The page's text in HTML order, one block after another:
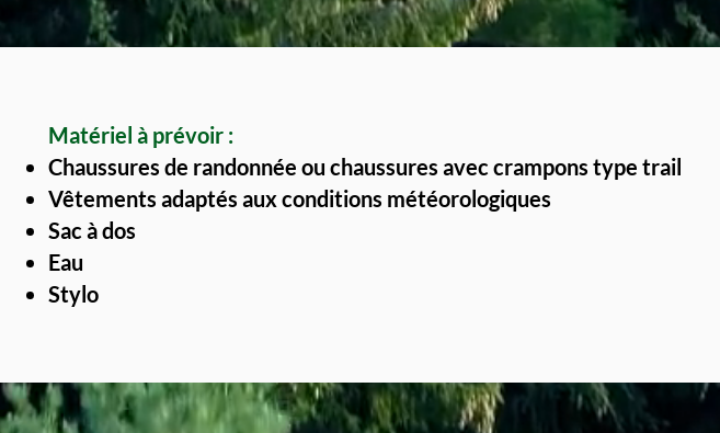
Matériel à prévoir :
Chaussures de randonnée ou chaussures avec crampons type trail
Vêtements adaptés aux conditions météorologiques
Sac à dos
Eau
Stylo